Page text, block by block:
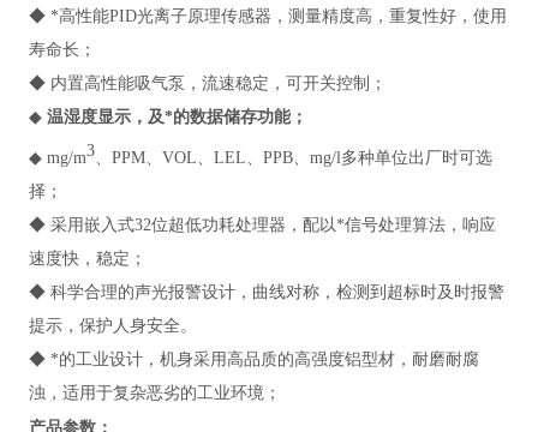
◆ *高性能PID光离子原理传感器，测量精度高，重复性好，使用
寿命长；
◆ 内置高性能吸气泵，流速稳定，可开关控制；
◆温湿度显示，及*的数据储存功能；
◆ mg/m3、PPM、VOL、LEL、PPB、mg/l多种单位出厂时可选
择；
◆ 采用嵌入式32位超低功耗处理器，配以*信号处理算法，响应
速度快，稳定；
◆ 科学合理的声光报警设计，曲线对称，检测到超标时及时报警
提示，保护人身安全。
◆ *的工业设计，机身采用高品质的高强度铝型材，耐磨耐腐
浊，适用于复杂恶劣的工业环境；
产品参数：